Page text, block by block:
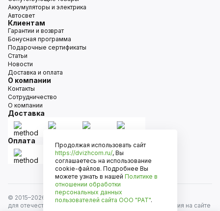
Аккумуляторы и электрика
Автосвет
Клиентам
Гарантии и возврат
Бонусная программа
Подарочные сертификаты
Статьи
Новости
Доставка и оплата
О компании
Контакты
Сотрудничество
О компании
Доставка
Оплата
© 2015–2026
Движком — сеть магазинов автозапчастей
для отечественных автомобилей и иномарок. Информация на сайте
Продолжая использовать сайт
https://dvizhcom.ru/, Вы
соглашаетесь на использование
cookie-файлов. Подробнее Вы
можете узнать в нашей Политике в
отношении обработки
персональных данных
пользователей сайта ООО "РАТ".